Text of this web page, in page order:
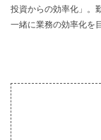
投資からの効率化」。
一緒に業務の効率化を